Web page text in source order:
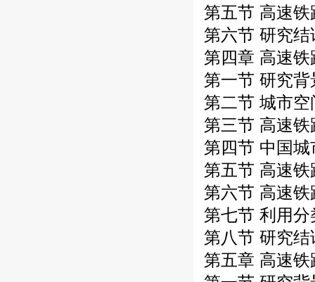
第五节 高速
第六节 研究
第四章 高速
第一节 研究
第二节 城市
第三节 高速
第四节 中国
第五节 高速
第六节 高速
第七节 利用
第八节 研究
第五章 高速